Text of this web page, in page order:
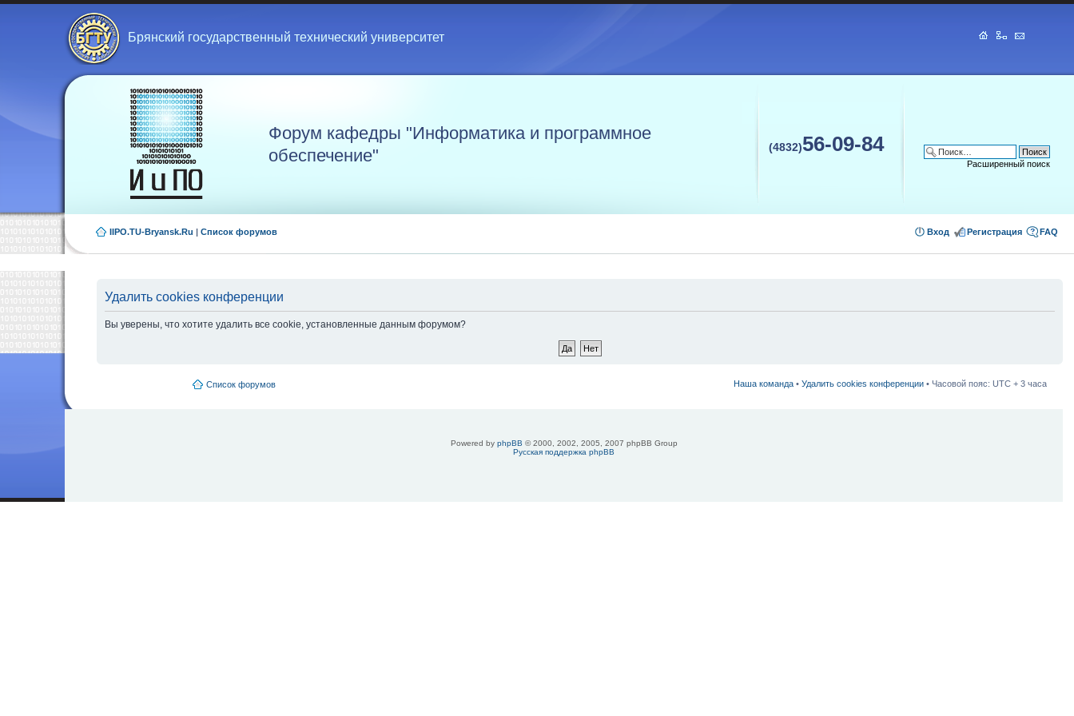
Брянский государственный технический университет
Форум кафедры "Информатика и программное
обеспечение"
(4832)56-09-84
Расширенный поиск
IIPO.TU-Bryansk.Ru | Список форумов FAQ
Регистрация
Вход
Удалить cookies конференции
Вы уверены, что хотите удалить все cookie, установленные данным форумом?
Список форумов Наша команда • Удалить cookies конференции • Часовой пояс: UTC + 3 часа
Powered by phpBB © 2000, 2002, 2005, 2007 phpBB Group
Русская поддержка phpBB